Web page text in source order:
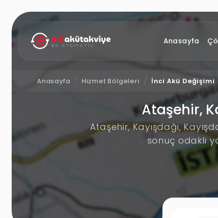
Anasayfa
Ataşehir,
Ataşehir, Kayışdağı,
sonuç odaklı
Anasayfa Hizmet Bölgeleri İnci Akü Değişimi